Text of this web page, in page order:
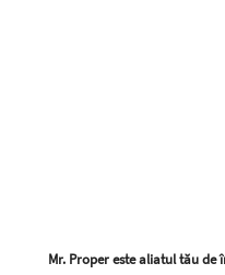
Mr. Proper este aliatul tău